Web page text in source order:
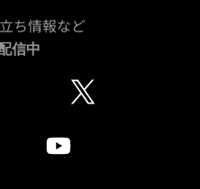
ち情報など
信中